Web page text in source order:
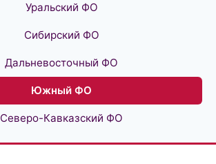
Уральский ФО
Сибирский ФО
Дальневосточный ФО
Южный ФО
Северо-Кавказский ФО